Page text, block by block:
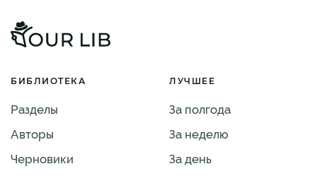
БИБЛИОТЕКА
Разделы
Авторы
Черновики
ЛУЧШЕЕ
За полгода
За неделю
За день